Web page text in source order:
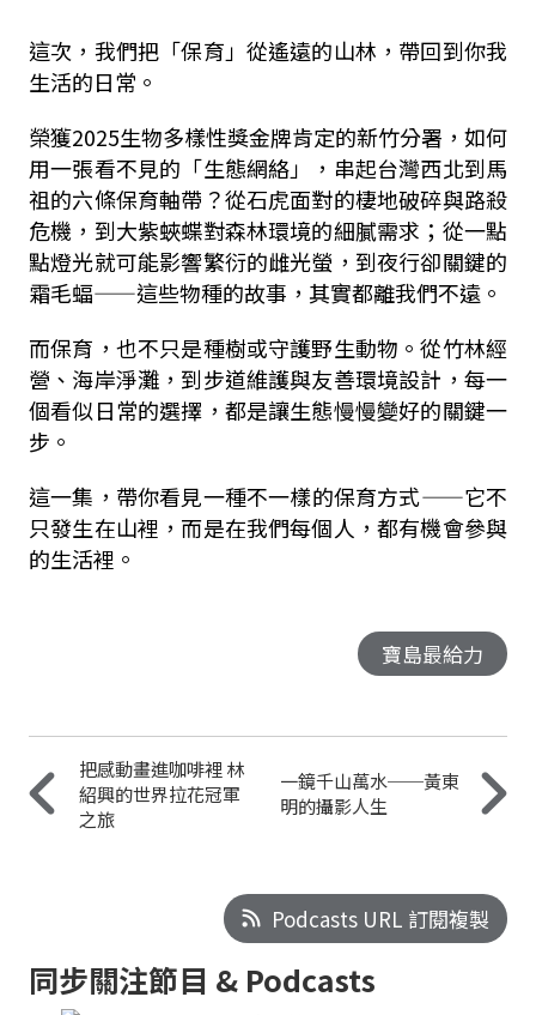
這次，我們把「保育」從遙遠的山林，帶回到你我
生活的日常。
榮獲2025生物多樣性獎金牌肯定的新竹分署，如何
用一張看不見的「生態網絡」，串起台灣西北到馬
祖的六條保育軸帶？從石虎面對的棲地破碎與路殺
危機，到大紫蛺蝶對森林環境的細膩需求；從一點
點燈光就可能影響繁衍的雌光螢，到夜行卻關鍵的
霜毛蝠——這些物種的故事，其實都離我們不遠。
而保育，也不只是種樹或守護野生動物。從竹林經
營、海岸淨灘，到步道維護與友善環境設計，每一
個看似日常的選擇，都是讓生態慢慢變好的關鍵一
步。
這一集，帶你看見一種不一樣的保育方式——它不
只發生在山裡，而是在我們每個人，都有機會參與
的生活裡。
寶島最給力
把感動畫進咖啡裡 林
紹興的世界拉花冠軍
之旅
一鏡千山萬水──黃東
明的攝影人生
Podcasts URL 訂閱複製
同步關注節目 & Podcasts